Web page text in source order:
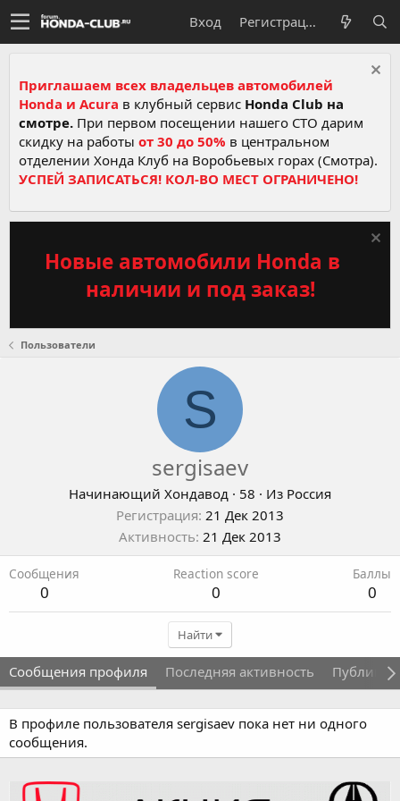
Вход Регистрация
Приглашаем всех владельцев автомобилей
Honda и Acura в клубный сервис Honda Club на
смотре. При первом посещении нашего СТО дарим
скидку на работы от 30 до 50% в центральном
отделении Хонда Клуб на Воробьевых горах (Смотра).
УСПЕЙ ЗАПИСАТЬСЯ! КОЛ-ВО МЕСТ ОГРАНИЧЕНО!
Новые автомобили Honda в
наличии и под заказ!
Пользователи
S
sergisaev
Начинающий Хондавод · 58 · Из Россия
Регистрация 21 Дек 2013
Активность 21 Дек 2013
Сообщения
0
Reaction score
0
Баллы
0
Найти
Сообщения профиля Последняя активность
В профиле пользователя sergisaev пока нет ни одного
сообщения.